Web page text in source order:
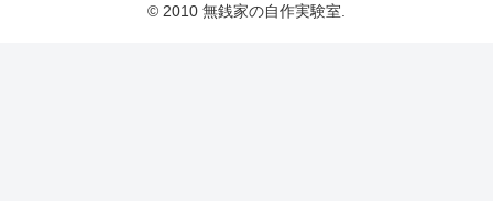
© 2010 無銭家の自作実験室.